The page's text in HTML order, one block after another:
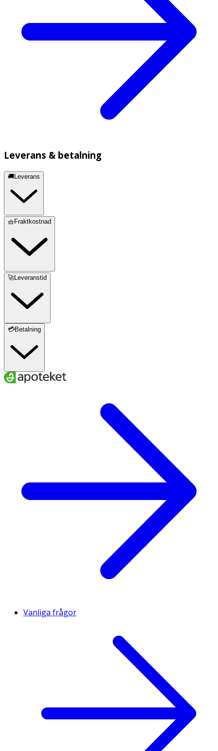
Leverans & betalning
🚚Leverans
🧺Fraktkostnad
🚀Leveranstid
💳Betalning
Vanliga frågor